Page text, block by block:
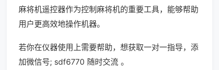
麻将机遥控器作为控制麻将机的重要工具，能够帮助
用户更高效地操作机器。
若你在仪器使用上需要帮助，想获取一对一指导，添
加微信号; sdf6770 随时交流 。